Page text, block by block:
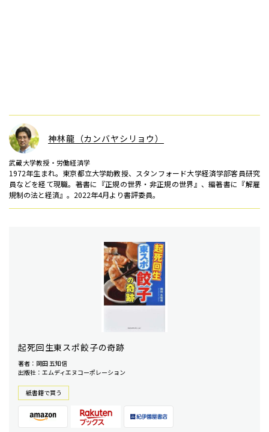
神林龍（カンバヤシリョウ）
武蔵大学教授・労働経済学
1972年生まれ。東京都立大学助教授、スタンフォード大学経済学部客員研究
員などを経て現職。著書に『正規の世界・非正規の世界』、編著書に『解雇
規制の法と経済』。2022年4月より書評委員。
起死回生東スポ餃子の奇跡
著者：岡田 五知信
出版社：エムディエヌコーポレーション
紙書籍で買う